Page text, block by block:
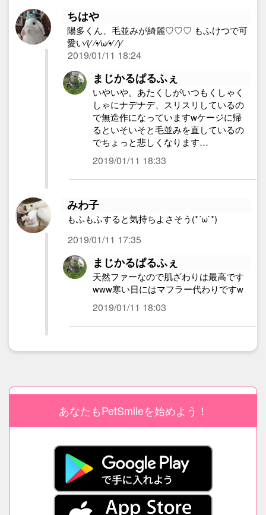
ちはや
陽多くん、毛並みが綺麗♡♡♡ もふけつで可
愛い⁄(⁄ ⁄•⁄ω⁄•⁄ ⁄)⁄
2019/01/11 18:24
まじかるぱるふぇ
いやいや。あたくしがいつもくしゃく
しゃにナデナデ、スリスリしているの
で無造作になっていますwケージに帰
るといそいそと毛並みを直しているの
でちょっと悲しくなります…
2019/01/11 18:33
みわ子
もふもふすると気持ちよさそう(*´ω`*)
2019/01/11 17:35
まじかるぱるふぇ
天然ファーなので肌ざわりは最高です
www寒い日にはマフラー代わりですw
2019/01/11 18:03
あなたもPetSmileを始めよう！